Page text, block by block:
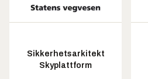
Sikkerhetsarkitekt
Skyplattform